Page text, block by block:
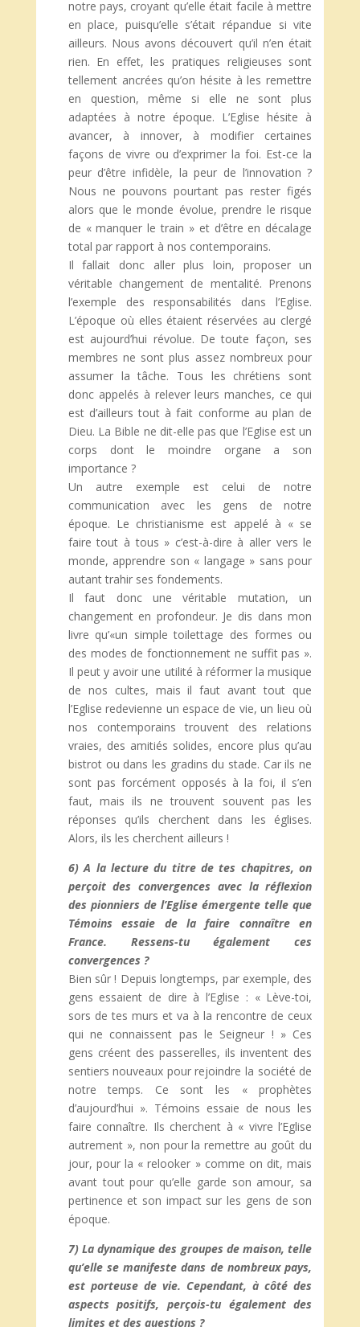
notre pays, croyant qu’elle était facile à mettre
en place, puisqu’elle s’était répandue si vite
ailleurs. Nous avons découvert qu’il n’en était
rien. En effet, les pratiques religieuses sont
tellement ancrées qu’on hésite à les remettre
en question, même si elle ne sont plus
adaptées à notre époque. L’Eglise hésite à
avancer, à innover, à modifier certaines
façons de vivre ou d’exprimer la foi. Est-ce la
peur d’être infidèle, la peur de l’innovation ?
Nous ne pouvons pourtant pas rester figés
alors que le monde évolue, prendre le risque
de « manquer le train » et d’être en décalage
total par rapport à nos contemporains.
Il fallait donc aller plus loin, proposer un
véritable changement de mentalité. Prenons
l’exemple des responsabilités dans l’Eglise.
L’époque où elles étaient réservées au clergé
est aujourd’hui révolue. De toute façon, ses
membres ne sont plus assez nombreux pour
assumer la tâche. Tous les chrétiens sont
donc appelés à relever leurs manches, ce qui
est d’ailleurs tout à fait conforme au plan de
Dieu. La Bible ne dit-elle pas que l’Eglise est un
corps dont le moindre organe a son
importance ?
Un autre exemple est celui de notre
communication avec les gens de notre
époque. Le christianisme est appelé à « se
faire tout à tous » c’est-à-dire à aller vers le
monde, apprendre son « langage » sans pour
autant trahir ses fondements.
Il faut donc une véritable mutation, un
changement en profondeur. Je dis dans mon
livre qu’«un simple toilettage des formes ou
des modes de fonctionnement ne suffit pas ».
Il peut y avoir une utilité à réformer la musique
de nos cultes, mais il faut avant tout que
l’Eglise redevienne un espace de vie, un lieu où
nos contemporains trouvent des relations
vraies, des amitiés solides, encore plus qu’au
bistrot ou dans les gradins du stade. Car ils ne
sont pas forcément opposés à la foi, il s’en
faut, mais ils ne trouvent souvent pas les
réponses qu’ils cherchent dans les églises.
Alors, ils les cherchent ailleurs !
6) A la lecture du titre de tes chapitres, on
perçoit des convergences avec la réflexion
des pionniers de l’Eglise émergente telle que
Témoins essaie de la faire connaître en
France. Ressens-tu également ces
convergences ?
Bien sûr ! Depuis longtemps, par exemple, des
gens essaient de dire à l’Eglise : « Lève-toi,
sors de tes murs et va à la rencontre de ceux
qui ne connaissent pas le Seigneur ! » Ces
gens créent des passerelles, ils inventent des
sentiers nouveaux pour rejoindre la société de
notre temps. Ce sont les « prophètes
d’aujourd’hui ». Témoins essaie de nous les
faire connaître. Ils cherchent à « vivre l’Eglise
autrement », non pour la remettre au goût du
jour, pour la « relooker » comme on dit, mais
avant tout pour qu’elle garde son amour, sa
pertinence et son impact sur les gens de son
époque.
7) La dynamique des groupes de maison, telle
qu’elle se manifeste dans de nombreux pays,
est porteuse de vie. Cependant, à côté des
aspects positifs, perçois-tu également des
limites et des questions ?